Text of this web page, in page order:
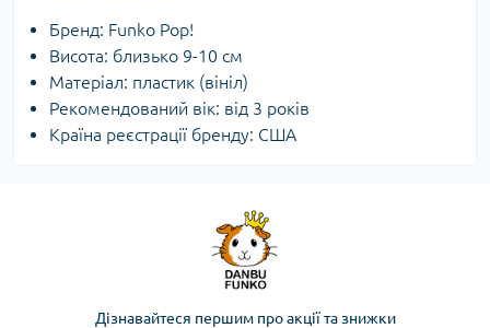
Бренд: Funko Pop!
Висота: близько 9-10 см
Матеріал: пластик (вініл)
Рекомендований вік: від 3 років
Країна реєстрації бренду: США
Дізнавайтеся першим про акції та знижки